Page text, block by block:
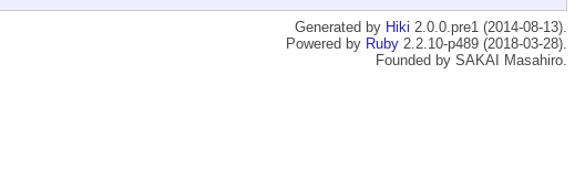
Generated by Hiki 2.0.0.pre1 (2014-08-13).
Powered by Ruby 2.2.10-p489 (2018-03-28).
Founded by SAKAI Masahiro.